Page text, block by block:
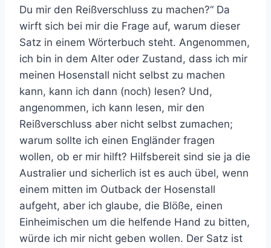
Du mir den Reißverschluss zu machen?“ Da
wirft sich bei mir die Frage auf, warum dieser
Satz in einem Wörterbuch steht. Angenommen,
ich bin in dem Alter oder Zustand, dass ich mir
meinen Hosenstall nicht selbst zu machen
kann, kann ich dann (noch) lesen? Und,
angenommen, ich kann lesen, mir den
Reißverschluss aber nicht selbst zumachen;
warum sollte ich einen Engländer fragen
wollen, ob er mir hilft? Hilfsbereit sind sie ja die
Australier und sicherlich ist es auch übel, wenn
einem mitten im Outback der Hosenstall
aufgeht, aber ich glaube, die Blöße, einen
Einheimischen um die helfende Hand zu bitten,
würde ich mir nicht geben wollen. Der Satz ist